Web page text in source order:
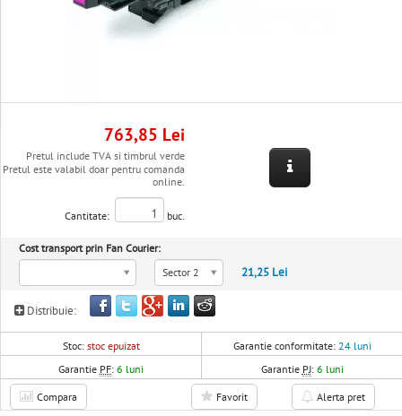
763,85 Lei
Pretul include TVA si timbrul verde
Pretul este valabil doar pentru comanda
online.
Cantitate: buc.
Cost transport prin Fan Courier:
Sector 2
21,25 Lei
Distribuie:
Stoc: stoc epuizat Garantie conformitate: 24 luni
Garantie PF:6 luni Garantie PJ: 6 luni
Compara Favorit Alerta pret